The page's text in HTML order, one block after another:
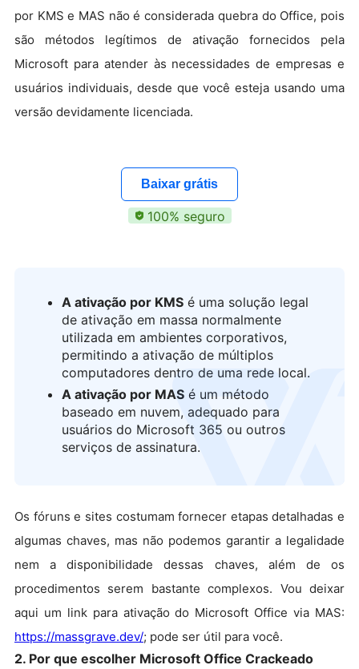
por KMS e MAS não é considerada quebra do Office, pois
são métodos legítimos de ativação fornecidos pela
Microsoft para atender às necessidades de empresas e
usuários individuais, desde que você esteja usando uma
versão devidamente licenciada.
Baixar grátis
100% seguro
A ativação por KMS é uma solução legal
de ativação em massa normalmente
utilizada em ambientes corporativos,
permitindo a ativação de múltiplos
computadores dentro de uma rede local.
A ativação por MAS é um método
baseado em nuvem, adequado para
usuários do Microsoft 365 ou outros
serviços de assinatura.
logo
Os fóruns e sites costumam fornecer etapas detalhadas e
algumas chaves, mas não podemos garantir a legalidade
nem a disponibilidade dessas chaves, além de os
procedimentos serem bastante complexos. Vou deixar
aqui um link para ativação do Microsoft Office via MAS:
https://massgrave.dev/; pode ser útil para você.
2. Por que escolher Microsoft Office Crackeado